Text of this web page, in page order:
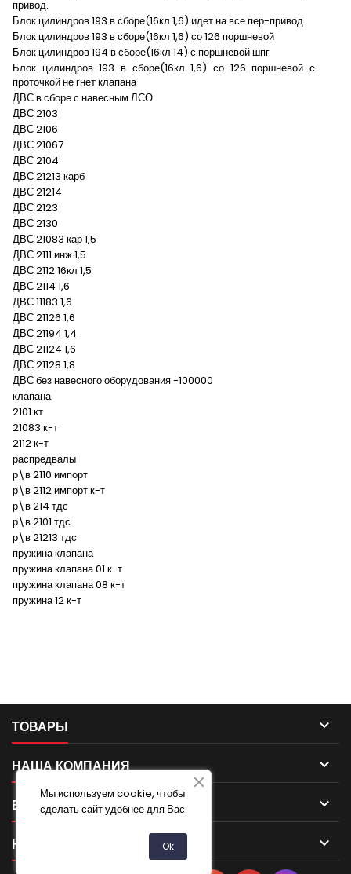
привод.
Блок цилиндров 193 в сборе(16кл 1,6) идет на все пер-привод
Блок цилиндров 193 в сборе(16кл 1,6) со 126 поршневой
Блок цилиндров 194 в сборе(16кл 14) с поршневой шпг
Блок цилиндров 193 в сборе(16кл 1,6) со 126 поршневой с
проточкой не гнет клапана
ДВС в сборе с навесным ЛСО
ДВС 2103
ДВС 2106
ДВС 21067
ДВС 2104
ДВС 21213 карб
ДВС 21214
ДВС 2123
ДВС 2130
ДВС 21083 кар 1,5
ДВС 2111 инж 1,5
ДВС 2112 16кл 1,5
ДВС 2114 1,6
ДВС 11183 1,6
ДВС 21126 1,6
ДВС 21194 1,4
ДВС 21124 1,6
ДВС 21128 1,8
ДВС без навесного оборудования -100000
клапана
2101 кт
21083 к-т
2112 к-т
распредвалы
р\в 2110 импорт
р\в 2112 импорт к-т
р\в 214 тдс
р\в 2101 тдс
р\в 21213 тдс
пружина клапана
пружина клапана 01 к-т
пружина клапана 08 к-т
пружина 12 к-т
ТОВАРЫ 
НАША КОМПАНИЯ 
ВАША УЧЕТНАЯ ЗАПИСЬ 
КОНТАКТ 
Мы используем cookie, чтобы
сделать сайт удобнее для Вас.
Ok